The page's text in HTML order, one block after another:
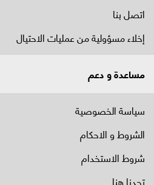
اتصل بنا
إخلاء مسؤولية من عمليات الاحتيال
مساعدة و دعم
سياسة الخصوصية
الشروط و الاحكام
شروط الاستخدام
تجدنا هنا